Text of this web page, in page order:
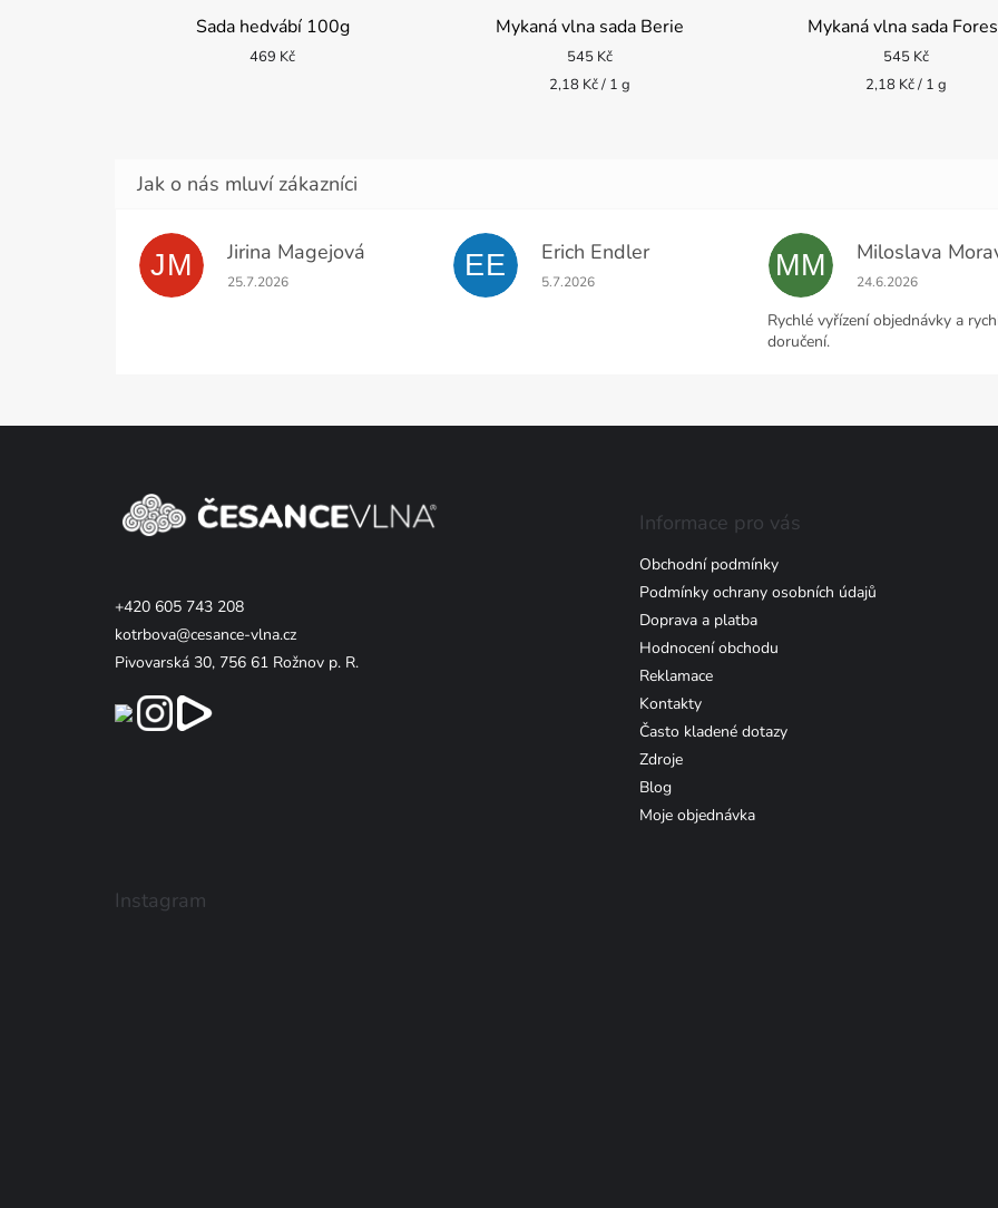
Sada hedvábí 100g
469 Kč
Mykaná vlna sada Berie
545 Kč
Měrná
2,18 Kč / 1 g
Mykaná vlna sada
545 Kč
Měrná
2,18 Kč / 1 g
JM Jirina Magejová
Hodnocení obchodu je 5 z 5 hvězdiček.
25.7.2026 EE Erich Endler
Hodnocení obchodu je 5 z 5 hvězdiček.
5.7.2026 MM Hodnocení
24.6.2026
Rychlé vyřízení objednávky a
doručení.
Z
+420 605 743 208
kotrbova@cesance-vlna.cz
Pivovarská 30, 756 61 Rožnov p. R.
Informace pro vás
Obchodní podmínky
Podmínky ochrany osobních údajů
Doprava a platba
Hodnocení obchodu
Reklamace
Kontakty
Často kladené dotazy
Zdroje
Blog
Moje objednávka
Instagram